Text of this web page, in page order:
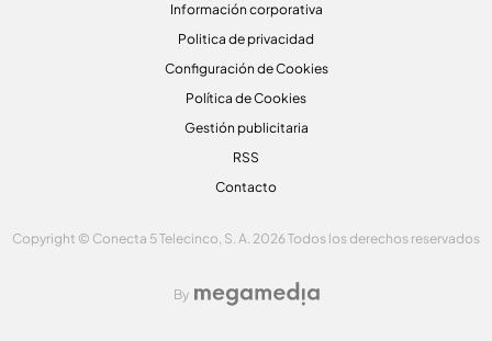
Información corporativa
Politica de privacidad
Configuración de Cookies
Política de Cookies
Gestión publicitaria
RSS
Contacto
Copyright © Conecta 5 Telecinco, S. A. 2026 Todos los derechos reservados
By